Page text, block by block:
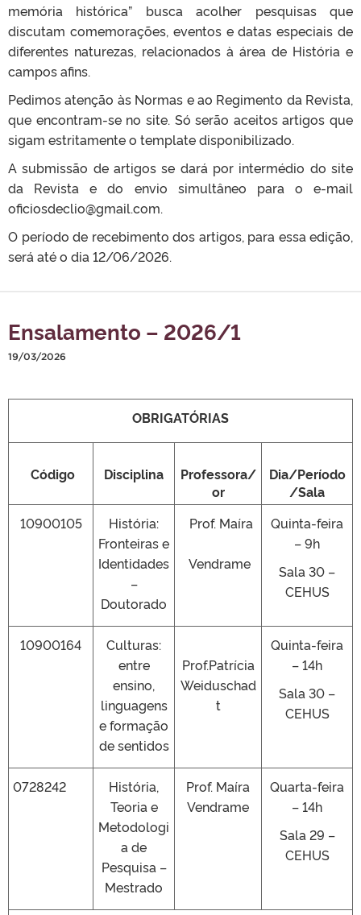
memória histórica” busca acolher pesquisas que
discutam comemorações, eventos e datas especiais de
diferentes naturezas, relacionados à área de História e
campos afins.
Pedimos atenção às Normas e ao Regimento da Revista,
que encontram-se no site. Só serão aceitos artigos que
sigam estritamente o template disponibilizado.
A submissão de artigos se dará por intermédio do site
da Revista e do envio simultâneo para o e-mail
oficiosdeclio@gmail.com.
O período de recebimento dos artigos, para essa edição,
será até o dia 12/06/2026.
Ensalamento – 2026/1
19/03/2026
OBRIGATÓRIAS
Código Disciplina
Professora/
or
Dia/Período
/Sala
10900105
História:
Fronteiras e
Identidades
–
Doutorado
Prof. Maíra
Vendrame
Quinta-feira
– 9h
Sala 30 –
CEHUS
10900164
Culturas:
entre
ensino,
linguagens
e formação
de sentidos
Prof.Patrícia
Weiduschad
t
Quinta-feira
– 14h
Sala 30 –
CEHUS
0728242
História,
Teoria e
Metodologi
a de
Pesquisa –
Mestrado
Prof. Maíra
Vendrame
Quarta-feira
– 14h
Sala 29 –
CEHUS